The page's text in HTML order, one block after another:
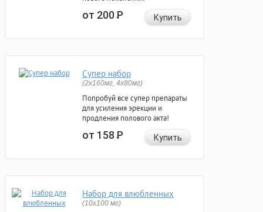
от 200Р Купить
Супер набор
(2х160мг, 4х80мг)
Попробуй все супер препараты
для усиления эрекции и
продления полового акта!
от 158Р Купить
Набор для влюбленных
(10х100 мг)